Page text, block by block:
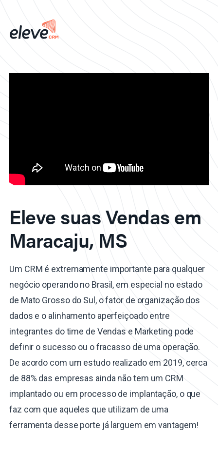
Eleve suas Vendas em
Maracaju, MS
Um CRM é extremamente importante para qualquer
negócio operando no Brasil, em especial no estado
de Mato Grosso do Sul, o fator de organização dos
dados e o alinhamento aperfeiçoado entre
integrantes do time de Vendas e Marketing pode
definir o sucesso ou o fracasso de uma operação.
De acordo com um estudo realizado em 2019, cerca
de 88% das empresas ainda não tem um CRM
implantado ou em processo de implantação, o que
faz com que aqueles que utilizam de uma
ferramenta desse porte já larguem em vantagem!